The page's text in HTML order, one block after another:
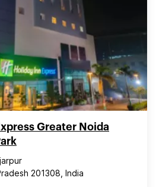
Greater Noida
201308, India